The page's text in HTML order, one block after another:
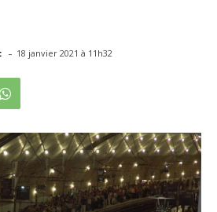
- 18 janvier 2021 à 11h32